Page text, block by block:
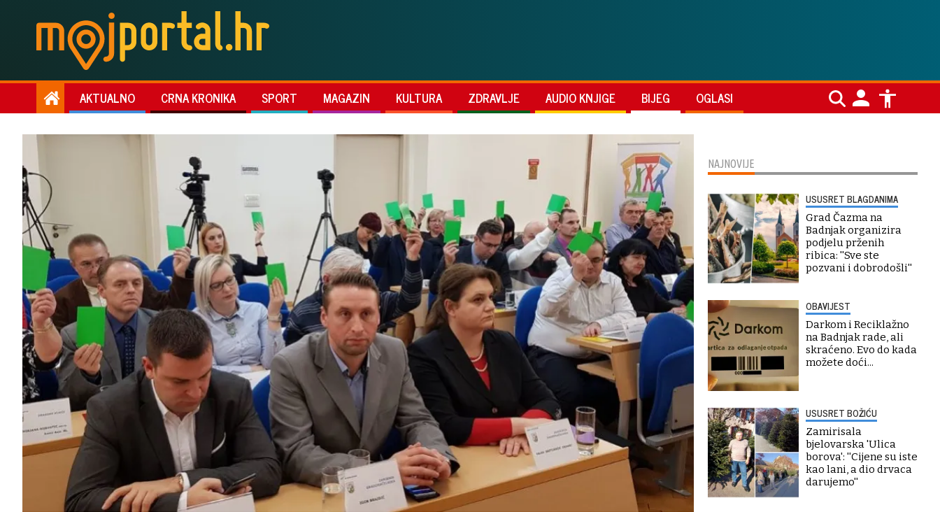
AKTUALNO CRNA KRONIKA SPORT MAGAZIN KULTURA ZDRAVLJE AUDIO KNJIGE BIJEG OGLASI
NAJNOVIJE
USUSRET BLAGDANIMA
Grad Čazma na
Badnjak organizira
podjelu prženih
ribica: ''Sve ste
pozvani i dobrodošli''
OBAVIJEST
Darkom i Reciklažno
na Badnjak rade, ali
skraćeno. Evo do kada
možete doći...
USUSRET BOŽIĆU
Zamirisala
bjelovarska 'Ulica
borova': ''Cijene su iste
kao lani, a dio drvaca
darujemo''